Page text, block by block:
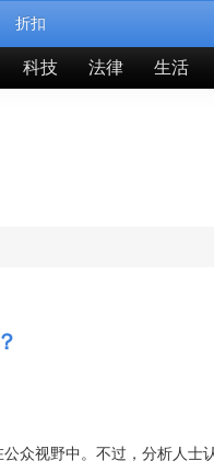
折扣
科技 法律 生活
众视野中。不过，分析人士